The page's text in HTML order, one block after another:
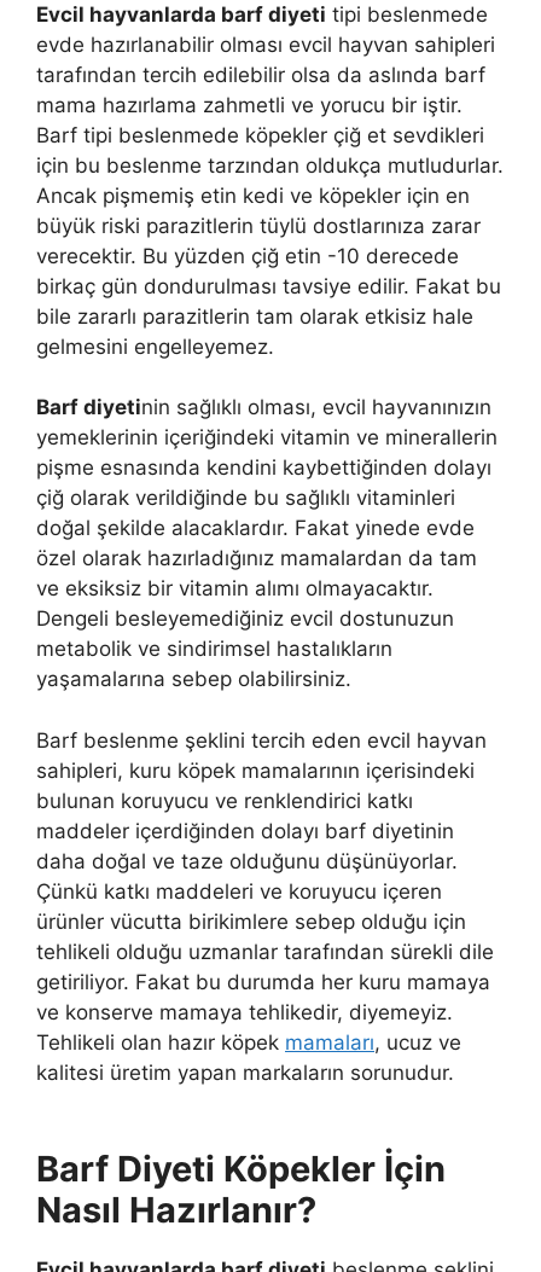
Evcil hayvanlarda barf diyeti tipi beslenmede
evde hazırlanabilir olması evcil hayvan sahipleri
tarafından tercih edilebilir olsa da aslında barf
mama hazırlama zahmetli ve yorucu bir iştir.
Barf tipi beslenmede köpekler çiğ et sevdikleri
için bu beslenme tarzından oldukça mutludurlar.
Ancak pişmemiş etin kedi ve köpekler için en
büyük riski parazitlerin tüylü dostlarınıza zarar
verecektir. Bu yüzden çiğ etin -10 derecede
birkaç gün dondurulması tavsiye edilir. Fakat bu
bile zararlı parazitlerin tam olarak etkisiz hale
gelmesini engelleyemez.
Barf diyetinin sağlıklı olması, evcil hayvanınızın
yemeklerinin içeriğindeki vitamin ve minerallerin
pişme esnasında kendini kaybettiğinden dolayı
çiğ olarak verildiğinde bu sağlıklı vitaminleri
doğal şekilde alacaklardır. Fakat yinede evde
özel olarak hazırladığınız mamalardan da tam
ve eksiksiz bir vitamin alımı olmayacaktır.
Dengeli besleyemediğiniz evcil dostunuzun
metabolik ve sindirimsel hastalıkların
yaşamalarına sebep olabilirsiniz.
Barf beslenme şeklini tercih eden evcil hayvan
sahipleri, kuru köpek mamalarının içerisindeki
bulunan koruyucu ve renklendirici katkı
maddeler içerdiğinden dolayı barf diyetinin
daha doğal ve taze olduğunu düşünüyorlar.
Çünkü katkı maddeleri ve koruyucu içeren
ürünler vücutta birikimlere sebep olduğu için
tehlikeli olduğu uzmanlar tarafından sürekli dile
getiriliyor. Fakat bu durumda her kuru mamaya
ve konserve mamaya tehlikedir, diyemeyiz.
Tehlikeli olan hazır köpek mamaları, ucuz ve
kalitesi üretim yapan markaların sorunudur.
Barf Diyeti Köpekler İçin
Nasıl Hazırlanır?